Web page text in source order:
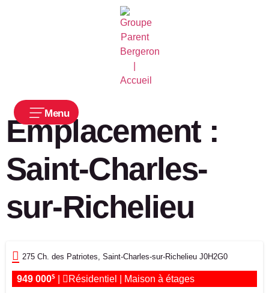
Menu
Emplacement :
Saint-Charles-
sur-Richelieu
275 Ch. des Patriotes, Saint-Charles-sur-Richelieu J0H2G0
949 000$ Résidentiel
Maison à étages